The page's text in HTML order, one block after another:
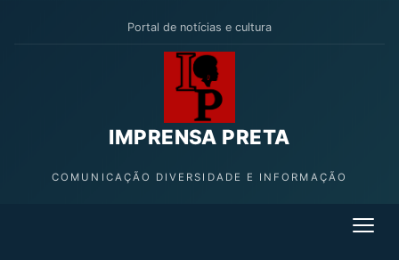
Portal de notícias e cultura
IMPRENSA PRETA
COMUNICAÇÃO DIVERSIDADE E INFORMAÇÃO